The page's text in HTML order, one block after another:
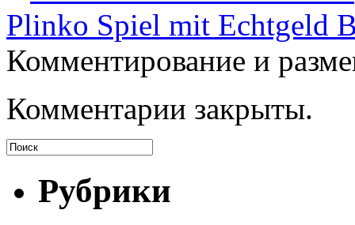
Plinko Spiel mit Echtgeld
Комментирование и
Комментарии закрыты.
Рубрики